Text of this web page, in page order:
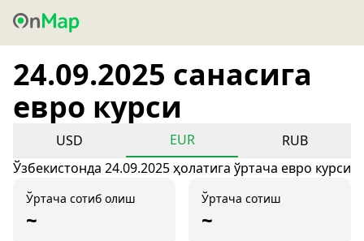
24.09.2025 санасига
евро курси
USD EUR
RUB
Ўзбекистонда 24.09.2025 ҳолатига ўртача евро курси
Ўртача сотиб олиш
~
Ўртача сотиш
~